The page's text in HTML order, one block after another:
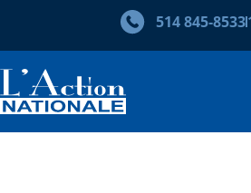
514 845‑8533